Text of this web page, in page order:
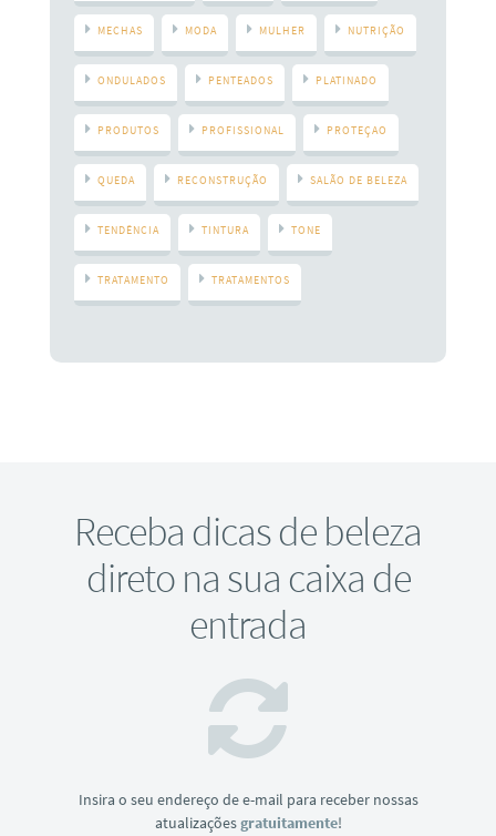
MECHAS MODA MULHER NUTRIÇÃO
ONDULADOS PENTEADOS PLATINADO
PRODUTOS PROFISSIONAL PROTEÇAO
QUEDA RECONSTRUÇÃO SALÃO DE BELEZA
TENDÊNCIA TINTURA TONE
TRATAMENTO TRATAMENTOS
Receba dicas de beleza
direto na sua caixa de
entrada
Insira o seu endereço de e-mail para receber nossas
atualizaçõesgratuitamente!